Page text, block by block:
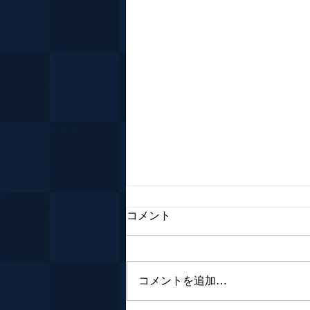
コメント
コメントを追加…